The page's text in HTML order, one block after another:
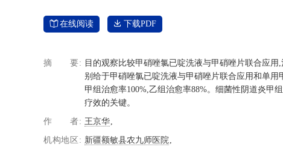
在线阅读
下载PDF
摘要
目的观察比较甲硝唑氯已啶洗液与甲硝唑片联合应
别给于甲硝唑氯已啶洗液与甲硝唑片联合应用和单
甲组治愈率100%,乙组治愈率88%。细菌性阴道炎甲
疗效的关键。
作者 王京华
机构地区 新疆额敏县农九师医院